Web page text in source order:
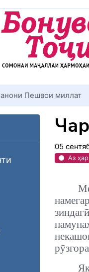
ДАР ХУД
05
Аз